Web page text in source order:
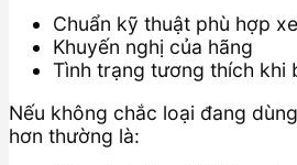
Chuẩn kỹ thuật phù hợp xe
Khuyến nghị của hãng
Tình trạng tương thích khi
Nếu không chắc loại đang
hơn thường là: